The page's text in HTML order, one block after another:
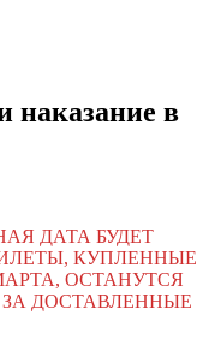
наказание в
ДАТА БУДЕТ
КУПЛЕННЫЕ
ОСТАНУТСЯ
ДОСТАВЛЕННЫЕ